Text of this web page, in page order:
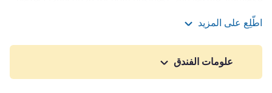
yourself in Britomart 's chic shopping, delectable dining,
and vibrant nightlife. With Commercial Bay, Viaduct
Harbour, and Wynyard Quarter only minutes away, your
stylish stay promises endless excitement and convenience.
اطّلِع على المزيد
علومات الفندق